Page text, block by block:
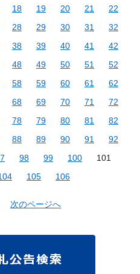
18 19 20 21
22
28 29 30 31
32
38 39 40 41
42
48 49 50 51
52
58 59 60 61
62
68 69 70 71
72
78 79 80 81
82
88 89 90 91
92
98 99 100
101
105 106
次のページへ